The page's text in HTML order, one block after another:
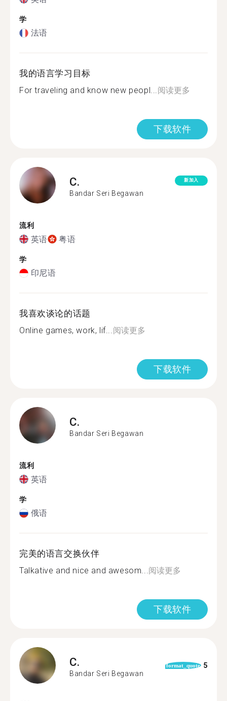
学
法语
我的语言学习目标
For traveling and know new peopl...阅读更多
下载软件
C.
Bandar Seri Begawan
新加入
流利
英语 粤语
学
印尼语
我喜欢谈论的话题
Online games, work, lif...阅读更多
下载软件
C.
Bandar Seri Begawan
流利
英语
学
俄语
完美的语言交换伙伴
Talkative and nice and awesom...阅读更多
下载软件
C.
Bandar Seri Begawan
format_quote 5